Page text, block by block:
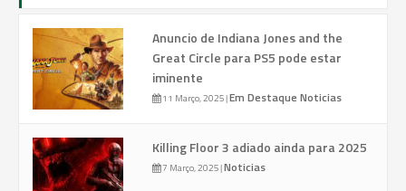
Anuncio de Indiana Jones and the
Great Circle para PS5 pode estar
iminente
11 Março, 2025|Em Destaque Noticias
Killing Floor 3 adiado ainda para 2025
7 Março, 2025|Noticias